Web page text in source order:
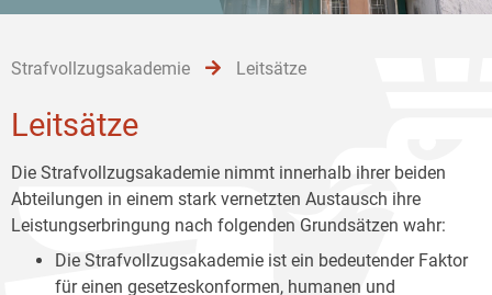
Strafvollzugsakademie Leitsätze
Leitsätze
Die Strafvollzugsakademie nimmt innerhalb ihrer beiden
Abteilungen in einem stark vernetzten Austausch ihre
Leistungserbringung nach folgenden Grundsätzen wahr:
Die Strafvollzugsakademie ist ein bedeutender Faktor
für einen gesetzeskonformen, humanen und